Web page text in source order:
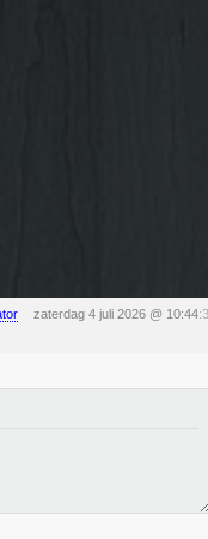
zaterdag 4 juli 2026 @ 10:44